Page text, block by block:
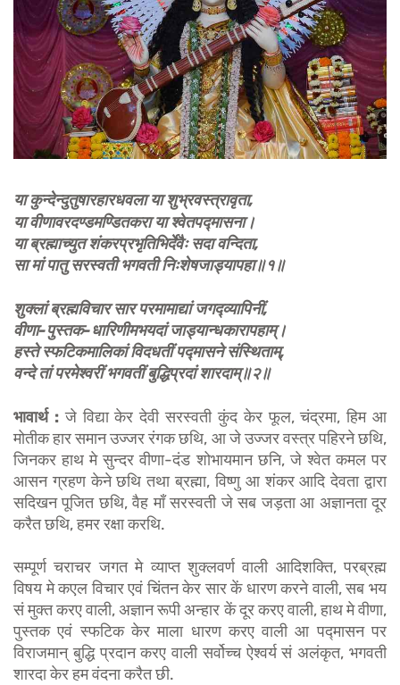
या कुन्देन्दुतुषारहारधवला या शुभ्रवस्त्रावृता,
या वीणावरदण्डमण्डितकरा या श्वेतपद्मासना।
या ब्रह्माच्युत शंकरप्रभृतिभिर्देवैः सदा वन्दिता,
सा मां पातु सरस्वती भगवती निःशेषजाड्यापहा॥१॥
शुक्लां ब्रह्मविचार सार परमामाद्यां जगद्व्यापिनीं,
वीणा-पुस्तक-धारिणीमभयदां जाड्यान्धकारापहाम्‌।
हस्ते स्फटिकमालिकां विदधतीं पद्मासने संस्थिताम्‌,
वन्दे तां परमेश्वरीं भगवतीं बुद्धिप्रदां शारदाम्‌॥२॥
भावार्थ :जे विद्या केर देवी सरस्वती कुंद केर फूल, चंद्रमा, हिम आ
मोतीक हार समान उज्जर रंगक छथि, आ जे उज्जर वस्त्र पहिरने छथि,
जिनकर हाथ मे सुन्दर वीणा-दंड शोभायमान छनि, जे श्वेत कमल पर
आसन ग्रहण केने छथि तथा ब्रह्मा, विष्णु आ शंकर आदि देवता द्वारा
सदिखन पूजित छथि, वैह माँ सरस्वती जे सब जड़ता आ अज्ञानता दूर
करैत छथि, हमर रक्षा करथि.
सम्पूर्ण चराचर जगत मे व्याप्त शुक्लवर्ण वाली आदिशक्ति, परब्रह्म
विषय मे कएल विचार एवं चिंतन केर सार कें धारण करने वाली, सब भय
सं मुक्त करए वाली, अज्ञान रूपी अन्हार कें दूर करए वाली, हाथ मे वीणा,
पुस्तक एवं स्फटिक केर माला धारण करए वाली आ पद्मासन पर
विराजमान्‌ बुद्धि प्रदान करए वाली सर्वोच्च ऐश्वर्य सं अलंकृत, भगवती
शारदा केर हम वंदना करैत छी.